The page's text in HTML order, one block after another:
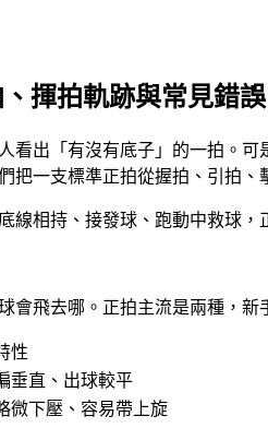
揮拍軌跡與常見錯誤
看出「有沒有底子」的一拍。
把一支標準正拍從握拍、引拍
線相持、接發球、跑動中救球
會飛去哪。正拍主流是兩種，新
性
垂直、出球較平
微下壓、容易帶上旋